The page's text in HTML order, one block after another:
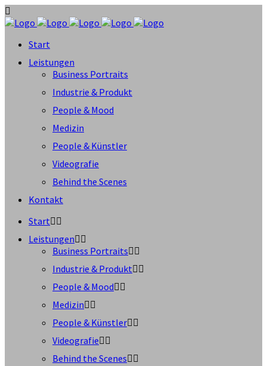
Start
Leistungen
Business Portraits
Industrie & Produkt
People & Mood
Medizin
People & Künstler
Videografie
Behind the Scenes
Kontakt
Start
Leistungen
Business Portraits
Industrie & Produkt
People & Mood
Medizin
People & Künstler
Videografie
Behind the Scenes